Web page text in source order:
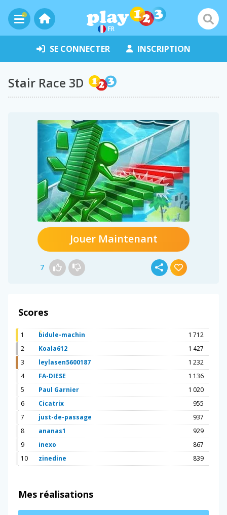
FR
SE CONNECTER INSCRIPTION
Stair Race 3D
Jouer Maintenant
7
Scores
1 bidule-machin
1 712
2
Koala612
1 427
3
leylasen5600187
1 232
4
FA-DIESE
1 136
5
Paul Garnier
1 020
6
Cicatrix
955
7
just-de-passage
937
8
ananas1
929
9
inexo
867
10
zinedine 839
Mes réalisations